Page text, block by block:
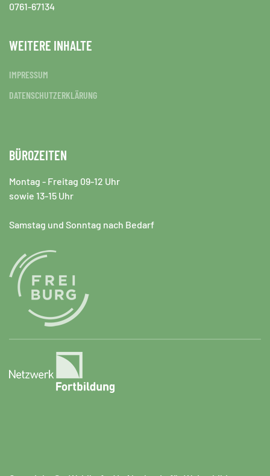
0761-67134
WEITERE INHALTE
IMPRESSUM
DATENSCHUTZERKLÄRUNG
BÜROZEITEN
Montag - Freitag 09-12 Uhr
sowie 13-15 Uhr
Samstag und Sonntag nach Bedarf